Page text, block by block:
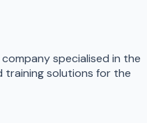
specialised in the
solutions for the